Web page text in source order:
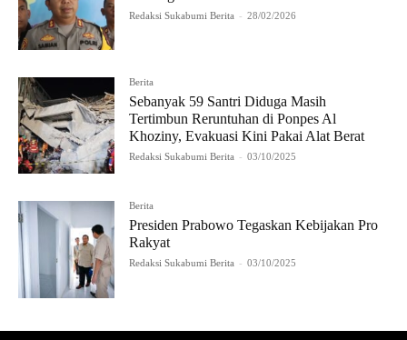
Redaksi Sukabumi Berita - 28/02/2026
Berita
Sebanyak 59 Santri Diduga Masih
Tertimbun Reruntuhan di Ponpes Al
Khoziny, Evakuasi Kini Pakai Alat Berat
Redaksi Sukabumi Berita - 03/10/2025
Berita
Presiden Prabowo Tegaskan Kebijakan Pro
Rakyat
Redaksi Sukabumi Berita - 03/10/2025